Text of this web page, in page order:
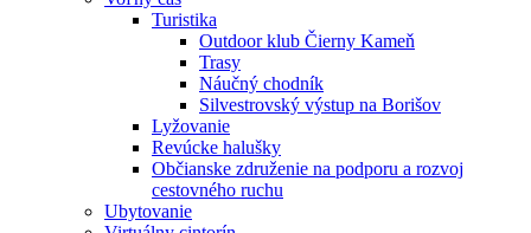
Turistika
Outdoor klub Čierny Kameň
Trasy
Náučný chodník
Silvestrovský výstup na Borišov
Lyžovanie
Revúcke halušky
Občianske združenie na podporu a rozvoj
cestovného ruchu
Ubytovanie